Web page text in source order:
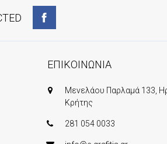
ΕΠΙΚΟΙΝΩΝΙΑ
Μενελάου Παρλαμά 133,
Κρήτης
281 054 0033